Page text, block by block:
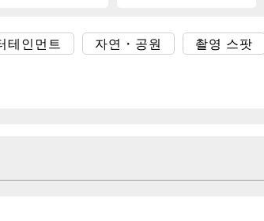
테인먼트 자연・공원 촬영 스팟